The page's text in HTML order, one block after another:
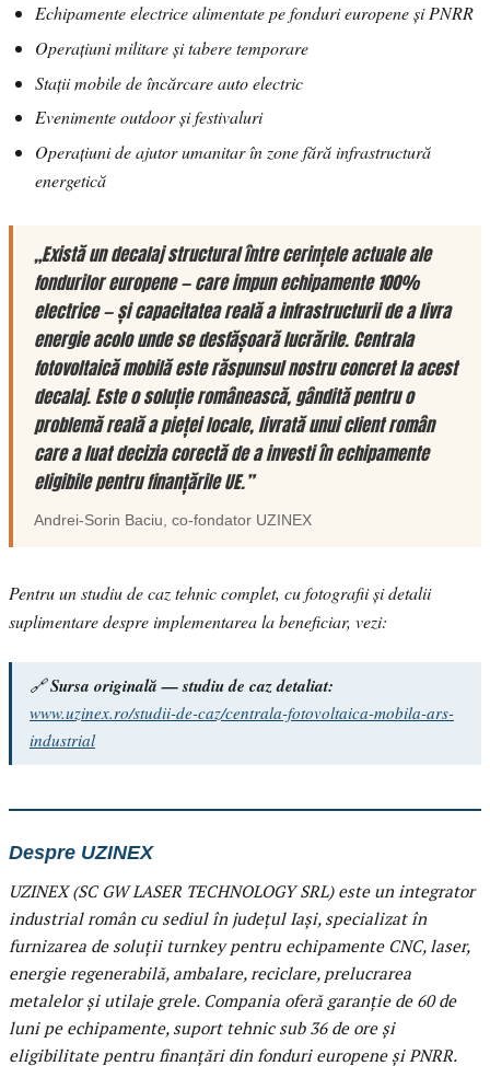
Echipamente electrice alimentate pe fonduri europene și PNRR
Operațiuni militare și tabere temporare
Stații mobile de încărcare auto electric
Evenimente outdoor și festivaluri
Operațiuni de ajutor umanitar în zone fără infrastructură
energetică
„Există un decalaj structural între cerințele actuale ale
fondurilor europene — care impun echipamente 100%
electrice — și capacitatea reală a infrastructurii de a livra
energie acolo unde se desfășoară lucrările. Centrala
fotovoltaică mobilă este răspunsul nostru concret la acest
decalaj. Este o soluție românească, gândită pentru o
problemă reală a pieței locale, livrată unui client român
care a luat decizia corectă de a investi în echipamente
eligibile pentru finanțările UE.”
Andrei-Sorin Baciu, co-fondator UZINEX
Pentru un studiu de caz tehnic complet, cu fotografii și detalii
suplimentare despre implementarea la beneficiar, vezi:
🔗Sursa originală — studiu de caz detaliat:
www.uzinex.ro/studii-de-caz/centrala-fotovoltaica-mobila-ars-
industrial
Despre UZINEX
UZINEX (SC GW LASER TECHNOLOGY SRL) este un integrator
industrial român cu sediul în județul Iași, specializat în
furnizarea de soluții turnkey pentru echipamente CNC, laser,
energie regenerabilă, ambalare, reciclare, prelucrarea
metalelor și utilaje grele. Compania oferă garanție de 60 de
luni pe echipamente, suport tehnic sub 36 de ore și
eligibilitate pentru finanțări din fonduri europene și PNRR.